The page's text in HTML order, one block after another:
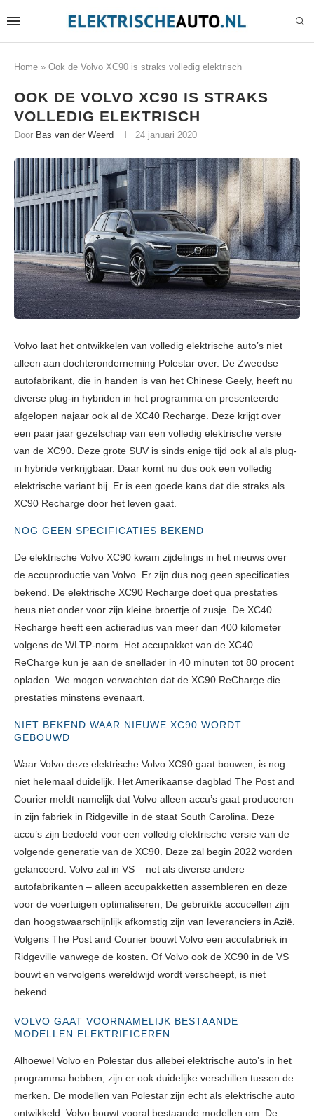
Home » Ook de Volvo XC90 is straks volledig elektrisch
OOK DE VOLVO XC90 IS STRAKS
VOLLEDIG ELEKTRISCH
Door Bas van der Weerd 24 januari 2020
Volvo laat het ontwikkelen van volledig elektrische auto’s niet
alleen aan dochteronderneming Polestar over. De Zweedse
autofabrikant, die in handen is van het Chinese Geely, heeft nu
diverse plug-in hybriden in het programma en presenteerde
afgelopen najaar ook al de XC40 Recharge. Deze krijgt over
een paar jaar gezelschap van een volledig elektrische versie
van de XC90. Deze grote SUV is sinds enige tijd ook al als plug-
in hybride verkrijgbaar. Daar komt nu dus ook een volledig
elektrische variant bij. Er is een goede kans dat die straks als
XC90 Recharge door het leven gaat.
NOG GEEN SPECIFICATIES BEKEND
De elektrische Volvo XC90 kwam zijdelings in het nieuws over
de accuproductie van Volvo. Er zijn dus nog geen specificaties
bekend. De elektrische XC90 Recharge doet qua prestaties
heus niet onder voor zijn kleine broertje of zusje. De XC40
Recharge heeft een actieradius van meer dan 400 kilometer
volgens de WLTP-norm. Het accupakket van de XC40
ReCharge kun je aan de snellader in 40 minuten tot 80 procent
opladen. We mogen verwachten dat de XC90 ReCharge die
prestaties minstens evenaart.
NIET BEKEND WAAR NIEUWE XC90 WORDT
GEBOUWD
Waar Volvo deze elektrische Volvo XC90 gaat bouwen, is nog
niet helemaal duidelijk. Het Amerikaanse dagblad The Post and
Courier meldt namelijk dat Volvo alleen accu’s gaat produceren
in zijn fabriek in Ridgeville in de staat South Carolina. Deze
accu’s zijn bedoeld voor een volledig elektrische versie van de
volgende generatie van de XC90. Deze zal begin 2022 worden
gelanceerd. Volvo zal in VS – net als diverse andere
autofabrikanten – alleen accupakketten assembleren en deze
voor de voertuigen optimaliseren, De gebruikte accucellen zijn
dan hoogstwaarschijnlijk afkomstig zijn van leveranciers in Azië.
Volgens The Post and Courier bouwt Volvo een accufabriek in
Ridgeville vanwege de kosten. Of Volvo ook de XC90 in de VS
bouwt en vervolgens wereldwijd wordt verscheept, is niet
bekend.
VOLVO GAAT VOORNAMELIJK BESTAANDE
MODELLEN ELEKTRIFICEREN
Alhoewel Volvo en Polestar dus allebei elektrische auto’s in het
programma hebben, zijn er ook duidelijke verschillen tussen de
merken. De modellen van Polestar zijn echt als elektrische auto
ontwikkeld. Volvo bouwt vooral bestaande modellen om. De